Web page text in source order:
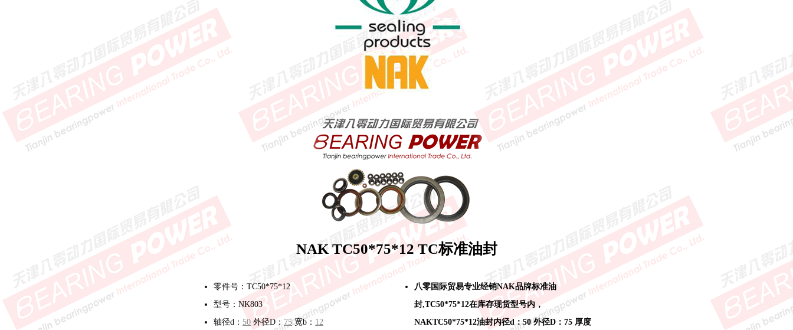
NAK TC50*75*12 TC标准油封
零件号：TC50*75*12
型号：NK803
轴径d： 50 外径D： 75宽b： 12
八零国际贸易专业经销NAK品牌标准油
封,TC50*75*12在库存现货型号内，
NAKTC50*75*12油封内径d：50 外径D：75 厚度